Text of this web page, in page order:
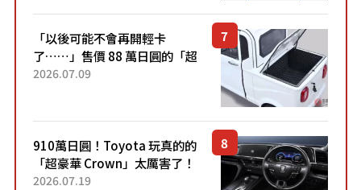
「以後可能不會再開輕卡
了……」售價 88 萬日圓的「超
迷你輕型貨車」引發兩極評
了！...
2026.07.09
910萬日圓！Toyota 玩真的的
「超豪華 Crown」太厲害了！
採用由「匠人技藝」打造的
2026.07.19